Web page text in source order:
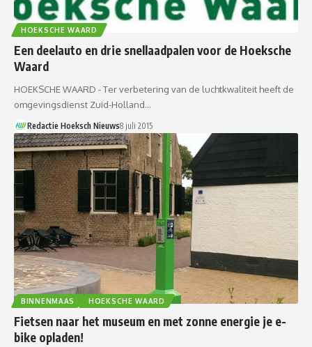
HOEKSCHE WAARD
Een deelauto en drie snellaadpalen voor de Hoeksche
Waard
HOEKSCHE WAARD - Ter verbetering van de luchtkwaliteit heeft de
omgevingsdienst Zuid-Holland…
Redactie Hoeksch Nieuws8 juli 2015
BINNENMAAS HOEKSCHE WAARD
Fietsen naar het museum en met zonne energie je e-
bike opladen!